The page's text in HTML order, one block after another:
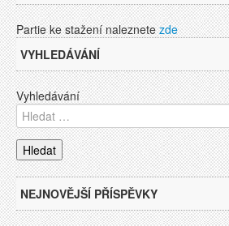
Partie ke stažení naleznetezde
VYHLEDÁVÁNÍ
Vyhledávání
NEJNOVĚJŠÍ PŘÍSPĚVKY